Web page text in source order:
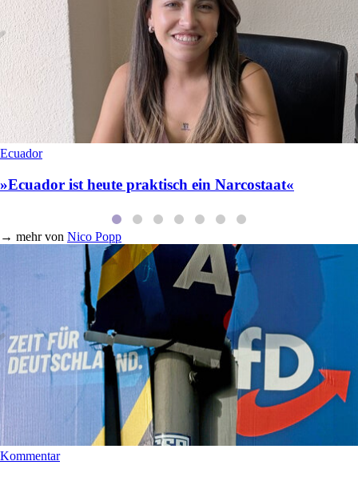
Ecuador
»Ecuador ist heute praktisch ein Narcostaat«
→ mehr von Nico Popp
Kommentar